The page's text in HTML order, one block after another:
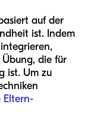
auf der
ist. Indem
die für
ist. Um zu
Eltern-